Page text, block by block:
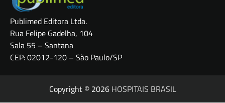
Publimed Editora Ltda.
Rua Felipe Gadelha, 104
Sala 55 – Santana
CEP: 02012-120 – São Paulo/SP
Copyright © 2026 HOSPITAIS BRASIL